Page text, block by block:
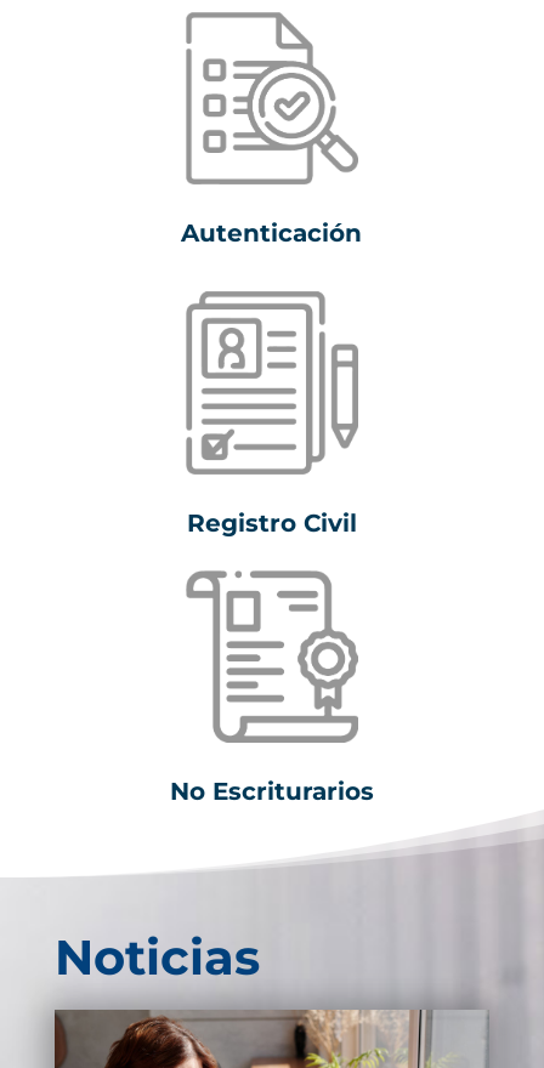
Autenticación
Registro Civil
No Escriturarios
Noticias